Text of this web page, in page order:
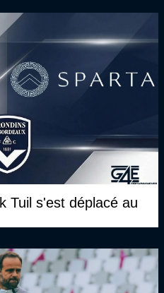
Tuil s'est déplacé au